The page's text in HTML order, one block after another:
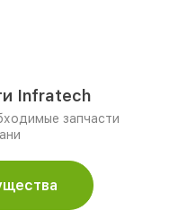
Infratech
запчасти